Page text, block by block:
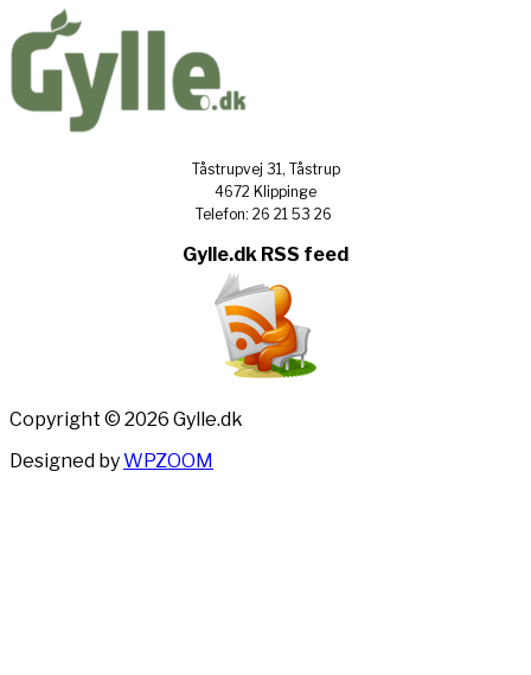
Tåstrupvej 31, Tåstrup
4672 Klippinge
Telefon: 26 21 53 26
Gylle.dk RSS feed
Copyright © 2026 Gylle.dk
Designed byWPZOOM